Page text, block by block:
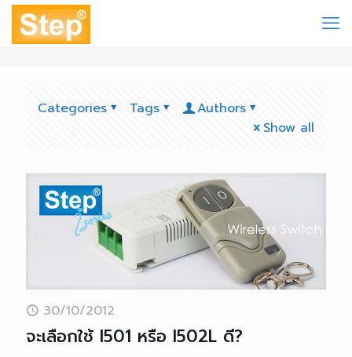
Categories Tags
Authors
Show all
30/10/2012
จะเลือกใช้ I501 หรือ I502L ดี?